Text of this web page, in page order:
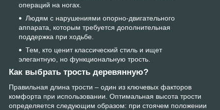
операций на ногах.
Людям с нарушениями опорно-двигательного
аппарата, которым требуется дополнительная
поддержка при ходьбе.
Тем, кто ценит классический стиль и ищет
элегантную, но функциональную трость.
Как выбрать трость деревянную?
Правильная длина трости – один из ключевых факторов
комфорта при использовании. Оптимальная высота трости
определяется следующим образом: при стоячем положении